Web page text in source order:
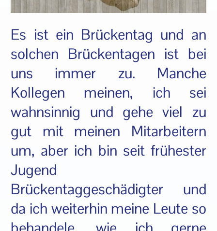
Es ist ein Brückentag und an
solchen Brückentagen ist bei
uns immer zu. Manche
Kollegen meinen, ich sei
wahnsinnig und gehe viel zu
gut mit meinen Mitarbeitern
um, aber ich bin seit frühester
Jugend
Brückentaggeschädigter und
da ich weiterhin meine Leute so